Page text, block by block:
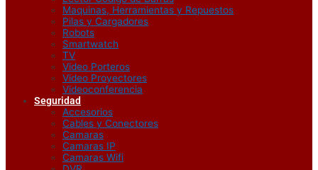
Maquinas, Herramientas y Repuestos
Pilas y Cargadores
Robots
Smartwatch
TV
Video Porteros
Video Proyectores
Videoconferencia
Seguridad
Accesorios
Cables y Conectores
Camaras
Camaras IP
Camaras Wifi